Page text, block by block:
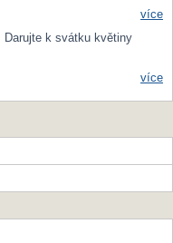
více
Darujte k svátku květiny
více